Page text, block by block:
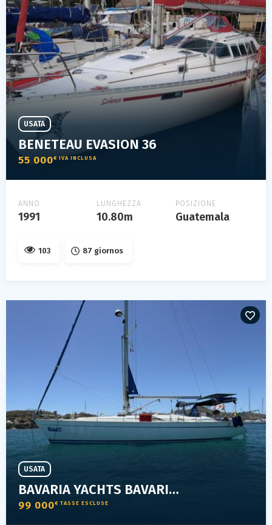
BENETEAU EVASION 36
55 000€ IVA INCLUSA
USATA
ANNO
1991
LUNGHEZZA
10.80m
POSIZIONE
Guatemala
103 87 giornos
BAVARIA YACHTS BAVARIA 46
99 000€ TASSE ESCLUSE
USATA